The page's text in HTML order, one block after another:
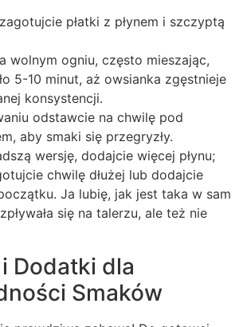
płatki z płynem i szczyptą
wolnym ogniu, często mieszając,
5-10 minut, aż owsianka zgęstnieje
konsystencji.
odstawcie na chwilę pod
aby smaki się przegryzły.
wersję, dodajcie więcej płynu;
chwilę dłużej lub dodajcie
Ja lubię, jak jest taka w sam
się na talerzu, ale też nie
Dodatki dla
Smaków